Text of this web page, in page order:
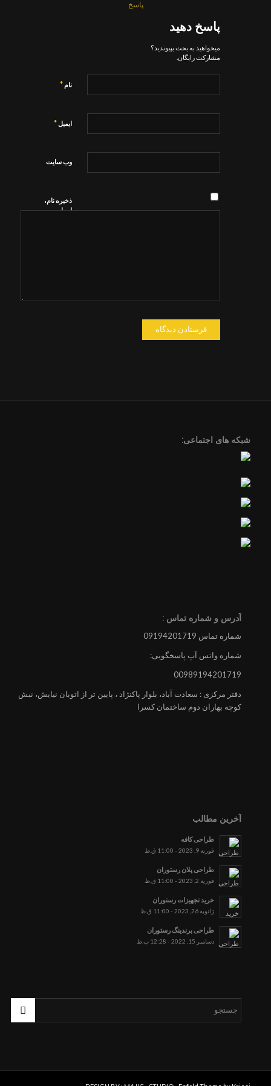
پاسخ
پاسخ دهید
میخواهید به بحث بپیوندید؟
مشارکت رایگان.
نام *
ایمیل *
وب‌ سایت
ذخیره نام،
ایمیل و
شبکه های اجتماعی:
آدرس و شماره تماس :
شماره تماس 09194201719
شماره واتس آپ پاسخگویی:
00989194201719
دفتر مرکزی : سعادت آباد، بلوار پاکنژاد ، پایین تر از اتوبان نیایش، نبش
کوچه بهاران دوم ساختمان کسرا
آخرین مطالب
طراحی کافه
فوریه 9, 2023 - 11:00 ق.ظ
طراحی پلان رستوران
فوریه 2, 2023 - 11:00 ق.ظ
خرید تجهیزات رستوران
ژانویه 26, 2023 - 11:00 ق.ظ
طراحی برندینگ رستوران
دسامبر 15, 2022 - 12:28 ب.ظ